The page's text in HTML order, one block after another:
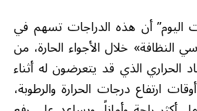
اليوم” أن هذه الدراجات تسهم في
خلال الأجواء الحارة، من
الحراري الذي قد يتعرضون له أثناء
ارتفاع درجات الحرارة والرطوبة،